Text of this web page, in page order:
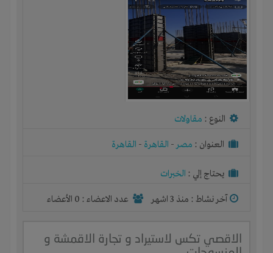
النوع : مقاولات
العنوان : مصر- القاهرة - القاهرة
يحتاج إلي : الخبرات
آخر نشاط : منذ 3 اشهر عدد الاعضاء : 0 الأعضاء
الاقصي تكس لاستيراد و تجارة الاقمشة و